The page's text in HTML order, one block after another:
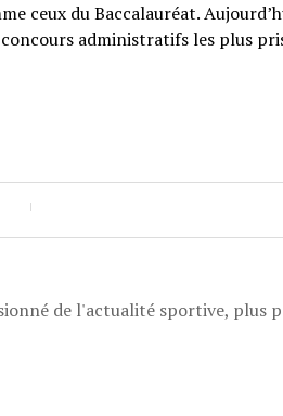
ceux du Baccalauréat.
administratifs les plus
de l'actualité sportive, plus